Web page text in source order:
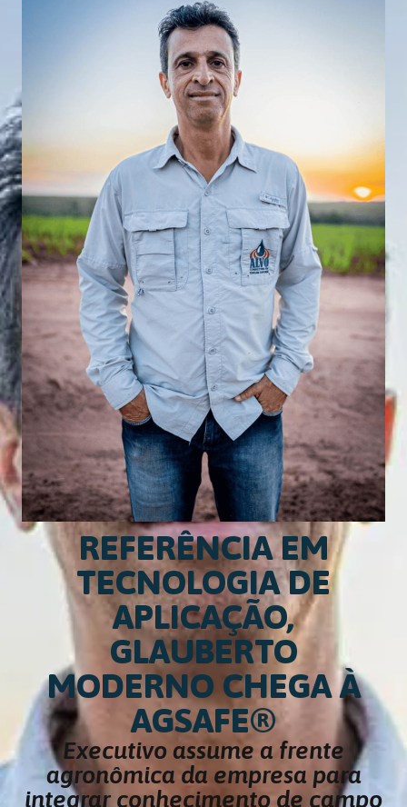
REFERÊNCIA EM
TECNOLOGIA DE
APLICAÇÃO,
GLAUBERTO
MODERNO CHEGA À
AGSAFE®️
Executivo assume a frente
agronômica da empresa para
integrar conhecimento de campo